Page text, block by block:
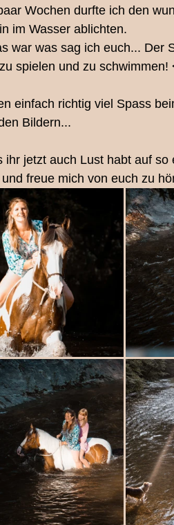
Bern Mensch/Tierfotografie
Loslegen Ihre
Bern Kind/Pony Mini-
Babyfotografin Bern
Bern Mutter/Tochter
Wochen durfte ich den
im Wasser ablichten.
war was sag ich euch... Der
spielen und zu schwimmen!
einfach richtig viel Spass
Bildern...
ihr jetzt auch Lust habt auf
freue mich von euch zu